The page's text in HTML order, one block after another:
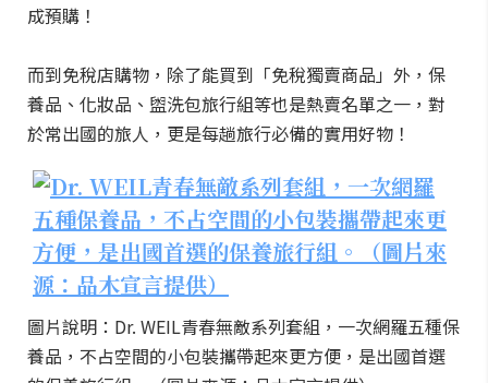
成預購！
而到免稅店購物，除了能買到「免稅獨賣商品」外，保
養品、化妝品、盥洗包旅行組等也是熱賣名單之一，對
於常出國的旅人，更是每趟旅行必備的實用好物！
圖片說明：Dr. WEIL青春無敵系列套組，一次網羅五種保
養品，不占空間的小包裝攜帶起來更方便，是出國首選